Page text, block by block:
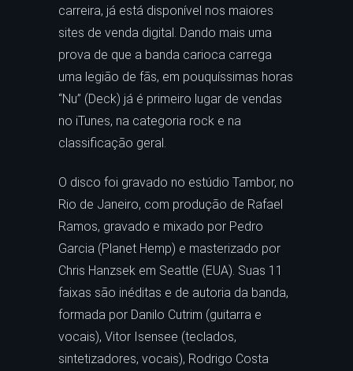
carreira, já está disponível nos maiores
sites de venda digital. Dando mais uma
prova de que a banda carioca carrega
uma legião de fãs, em pouquíssimas horas
“Nu” (Deck) já é primeiro lugar de vendas
no iTunes, na categoria rock e na
classificação geral.
O disco foi gravado no estúdio Tambor, no
Rio de Janeiro, com produção de Rafael
Ramos, gravado e mixado por Pedro
Garcia (Planet Hemp) e masterizado por
Chris Hanzsek em Seattle (EUA). Suas 11
faixas são inéditas e de autoria da banda,
formada por Danilo Cutrim (guitarra e
vocais), Vitor Isensee (teclados,
sintetizadores, vocais), Rodrigo Costa